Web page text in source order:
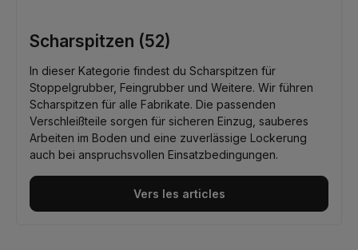
Scharspitzen (52)
In dieser Kategorie findest du Scharspitzen für
Stoppelgrubber, Feingrubber und Weitere. Wir führen
Scharspitzen für alle Fabrikate. Die passenden
Verschleißteile sorgen für sicheren Einzug, sauberes
Arbeiten im Boden und eine zuverlässige Lockerung
auch bei anspruchsvollen Einsatzbedingungen.
Vers les articles